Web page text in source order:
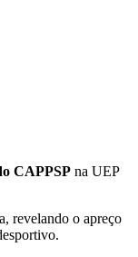
CAPPSP na UEP
revelando o apreço